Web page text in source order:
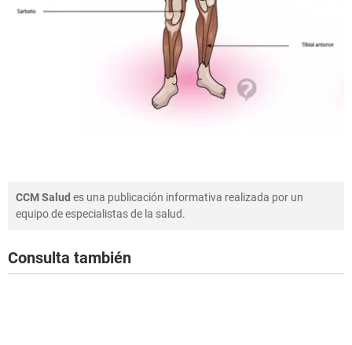
CCM Salud es una publicación informativa realizada por un
equipo de especialistas de la salud.
Consulta también